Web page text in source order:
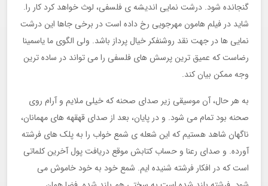
گنجانده شود. درشت نمایی اندیشه ی فلسفی، لوث خواهد کرد کار را.
شاید در فیلم هامون مهرجویی رخ داده است در برخی جاها این درشت
نمایی ها در جهت نقد روشنفکر خیال پرداز باشد. ولی الگوی ما یاسمینا
رضاست که عمیق ترین پرسش های فلسفی را می تواند در ساده ترین
وجه ممکن بیان کند.
به هر حال، آن موسیقی زیر صدای صحنه که خیلی ملایم و آرام روی
صحنه بود تمام می شود. و در پایان، بعد از صدای قهقهه های مهمانان،
ناگهان شاهد هستیم که این شعله ی شمع خواب را به پلک های فرشته
آورده. و صدای رعنا و حساب کتابش موقع دریافت پول آخرین کلماتی
است که در افکار فرشته شنیده ایم. شمع خود به خود خاموش می